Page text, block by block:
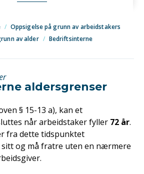
/ Oppsigelse på grunn av arbeidstakers
av alder / Bedriftsinterne
aldersgrenser
§ 15-13 a), kan et
når arbeidstaker fyller 72 år.
fra dette tidspunktet
og må fratre uten en nærmere